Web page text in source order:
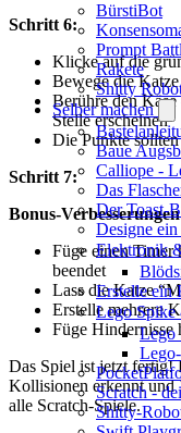
BürstiBot
Prompt
Rakete
Shitty
Selber machen
Baue
Calliope -
Das
Der Toast-
Designe
Elektronik
Erstelle ein
Lego
Lego
Scratch -
Shitty-
Schritt 6:
Klicke auf die
Bewege die
Berühre den
Stelle erscheinen
Die Punkte
Schritt 7:
Bonus-
Füge einen Timer
beendet
Lass die Katze
Erstelle mehrere
Füge Hindernisse
Das Spiel ist jetzt fertig!
Kollisionen erkennt und
alle Scratch-Spiele.